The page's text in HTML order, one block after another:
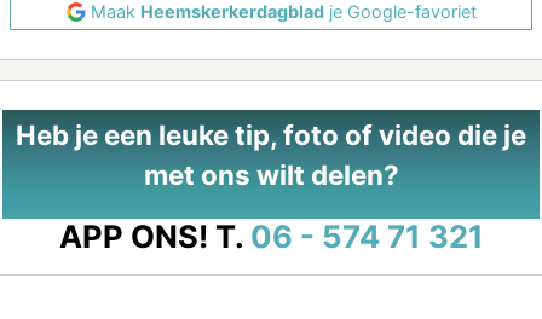
Maak Heemskerkerdagbladje Google-favoriet
Heb je een leuke tip, foto of video die je
met ons wilt delen?
APP ONS! T. 06 - 574 71 321